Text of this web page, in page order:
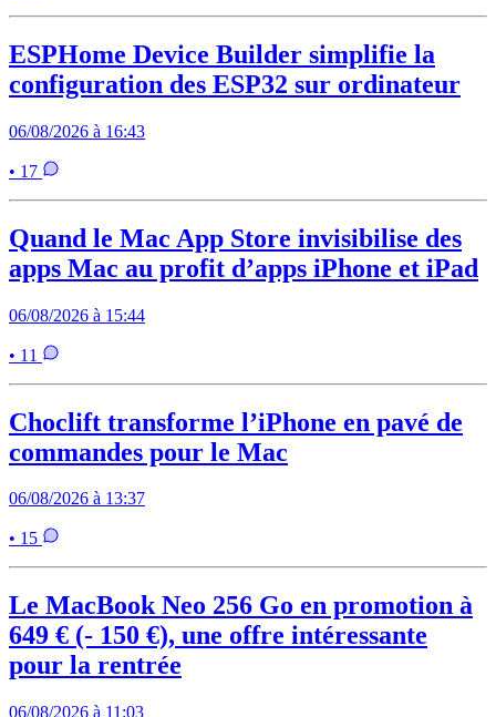
ESPHome Device Builder simplifie la
configuration des ESP32 sur ordinateur
06/08/2026 à 16:43
• 17
Quand le Mac App Store invisibilise des
apps Mac au profit d’apps iPhone et iPad
06/08/2026 à 15:44
• 11
Choclift transforme l’iPhone en pavé de
commandes pour le Mac
06/08/2026 à 13:37
• 15
Le MacBook Neo 256 Go en promotion à
649 € (- 150 €), une offre intéressante
pour la rentrée
06/08/2026 à 11:03